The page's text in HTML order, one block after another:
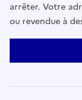
arrêter. Votre
ou revendue à